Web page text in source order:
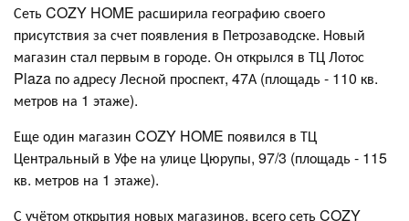
Сеть COZY HOME расширила географию своего
присутствия за счет появления в Петрозаводске. Новый
магазин стал первым в городе. Он открылся в ТЦ Лотос
Plaza по адресу Лесной проспект, 47А (площадь - 110 кв.
метров на 1 этаже).
Еще один магазин COZY HOME появился в ТЦ
Центральный в Уфе на улице Цюрупы, 97/3 (площадь - 115
кв. метров на 1 этаже).
С учётом открытия новых магазинов, всего сеть COZY